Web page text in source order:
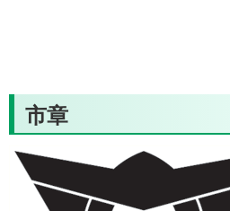
市章